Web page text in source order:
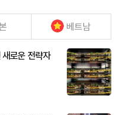
베트남
로운 전략자